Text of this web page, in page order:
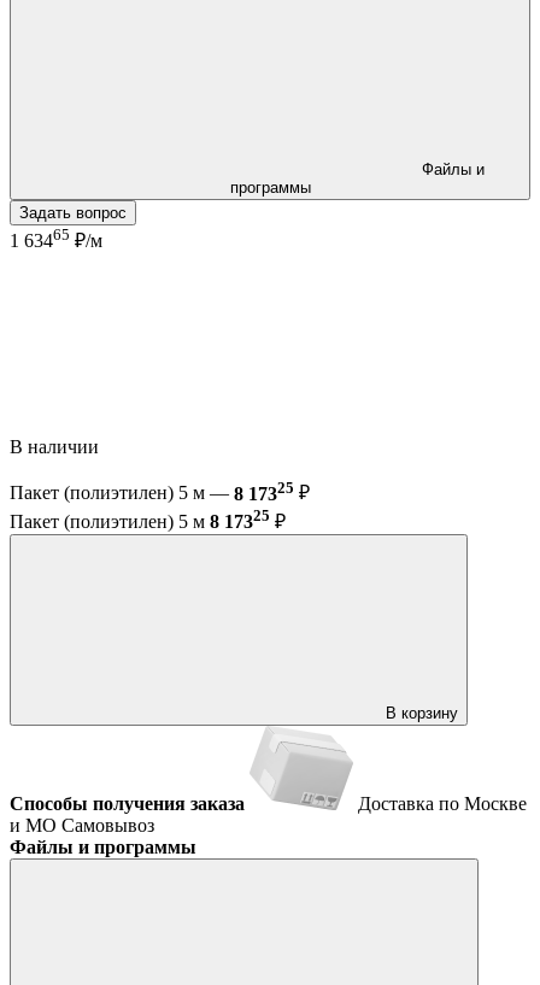
программы
Задать вопрос
1 63465 ₽/м
В наличии
Пакет (полиэтилен) 5 м — 8 17325 ₽
Пакет (полиэтилен) 5 м 8 17325 ₽
В корзину
Способы получения заказа
Доставка по Москве
и МО Самовывоз
Файлы и программы